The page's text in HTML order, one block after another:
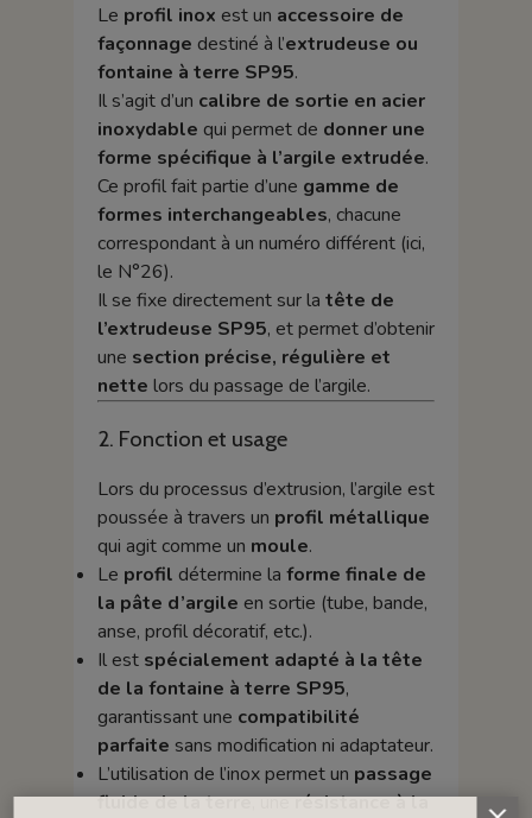
Le profil inox est un accessoire de
façonnage destiné à l’extrudeuse ou
fontaine à terre SP95.
Il s’agit d’un calibre de sortie en acier
inoxydable qui permet de donner une
forme spécifique à l’argile extrudée.
Ce profil fait partie d’une gamme de
formes interchangeables, chacune
correspondant à un numéro différent (ici,
le N°26).
Il se fixe directement sur la tête de
l’extrudeuse SP95, et permet d’obtenir
une section précise, régulière et
nette lors du passage de l’argile.
2. Fonction et usage
Lors du processus d’extrusion, l’argile est
poussée à travers un profil métallique
qui agit comme un moule.
Le profil détermine la forme finale de
la pâte d’argile en sortie (tube, bande,
anse, profil décoratif, etc.).
Il est spécialement adapté à la tête
de la fontaine à terre SP95,
garantissant une compatibilité
parfaite sans modification ni adaptateur.
L’utilisation de l’inox permet un passage
fluide de la terre, unerésistance à la